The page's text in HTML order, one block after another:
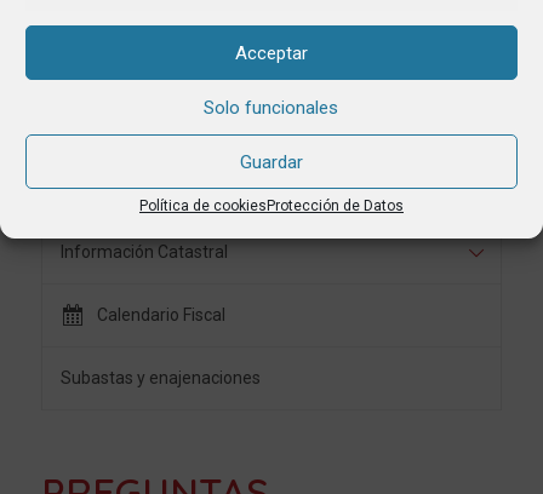
Acceptar
Solo funcionales
Guardar
Política de cookies Protección de Datos
Legislación Beneficios Fiscales Impuesto IVTM
Información General del Impuesto de Actividades
Económicas
Información Catastral
Calendario Fiscal
Subastas y enajenaciones